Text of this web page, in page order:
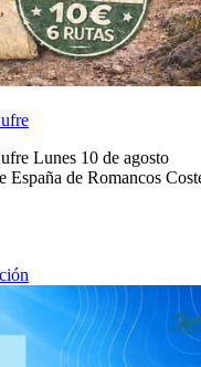
Lunes 10 de agosto
España de Romancos